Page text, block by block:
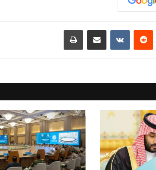
مشاركة عبر البريد طباعة